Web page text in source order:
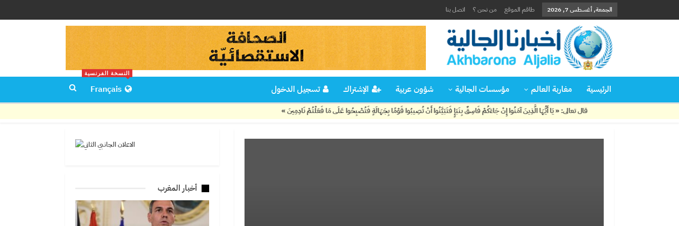
الجمعة, أغسطس 7, 2026 طاقم الموقع من نحن ؟ اتصل بنا
الرئيسية مغاربة العالم مؤسسات الجالية شؤون عربية الإشتراك تسجيل الدخول Français
النسخة الفرنسية
قال تعالى: « يَا أَيُّهَا الَّذِينَ آمَنُوا إِنْ جَاءَكُمْ فَاسِقٌ بِنَبَإٍ فَتَبَيَّنُوا أَنْ تُصِيبُوا قَوْمًا بِجَهَالَةٍ فَتُصْبِحُوا عَلَى مَا فَعَلْتُمْ نَادِمِينَ »
أخبار المغرب